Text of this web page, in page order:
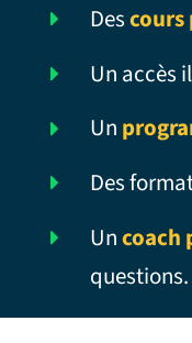
Des
Un accès
Un
Des
Uncoach
questions.